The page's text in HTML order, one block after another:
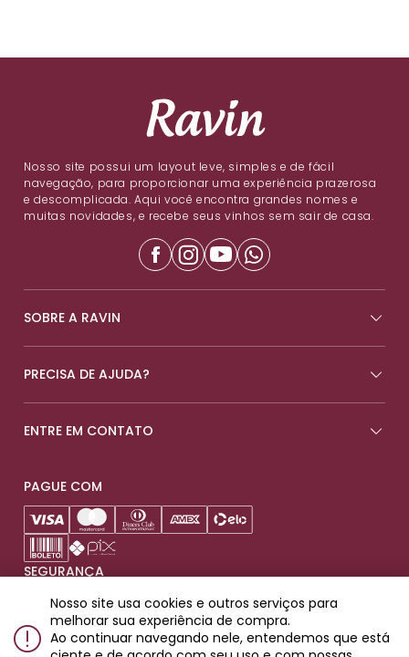
Nosso site possui um layout leve, simples e de fácil
navegação, para proporcionar uma experiência prazerosa
e descomplicada. Aqui você encontra grandes nomes e
muitas novidades, e recebe seus vinhos sem sair de casa.
SOBRE A RAVIN
PRECISA DE AJUDA?
ENTRE EM CONTATO
PAGUE COM
SEGURANÇA
Nosso site usa cookies e outros serviços para
melhorar sua experiência de compra.
Ao continuar navegando nele, entendemos que está